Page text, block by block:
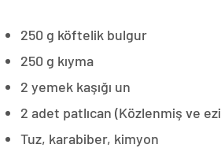
250 g köftelik bulgur
250 g kıyma
2 yemek kaşığı un
2 adet patlıcan (Közlenmiş ve
Tuz, karabiber, kimyon